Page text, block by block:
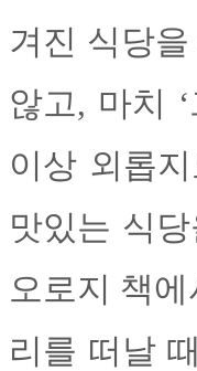
겨진 식당
않고, 마치
이상 외롭
맛있는 식
오로지 책
리를 떠날